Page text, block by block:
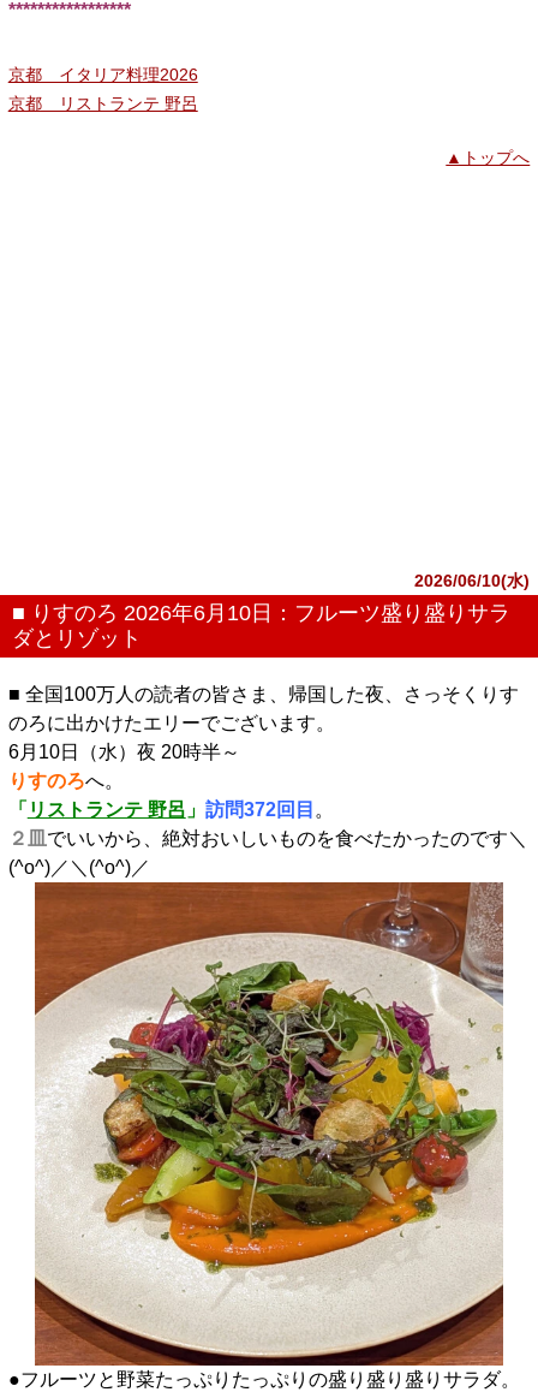
*****************
京都 イタリア料理2026
京都 リストランテ 野呂
▲トップへ
2026/06/10(水)
■ りすのろ 2026年6月10日：フルーツ盛り盛りサラ
ダとリゾット
■ 全国100万人の読者の皆さま、帰国した夜、さっそくりす
のろに出かけたエリーでございます。
6月10日（水）夜 20時半～
りすのろへ。
「 リストランテ 野呂 」 訪問372回目 。
２皿 でいいから、絶対おいしいものを食べたかったのです＼
(^o^)／＼(^o^)／
●フルーツと野菜たっぷりたっぷりの盛り盛り盛りサラダ。